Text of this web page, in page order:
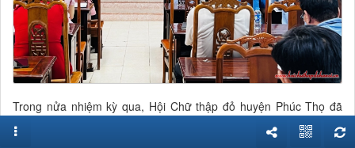
Trong nửa nhiệm kỳ qua, Hội Chữ thập đỏ huyện Phúc Thọ đã
thực hiện tốt nhiệm vụ công tác Hội và phong trào Chữ thập đỏ,
đặc biệt là hoạt động xã hội nhân đạo. Hội đã trao tặng trên